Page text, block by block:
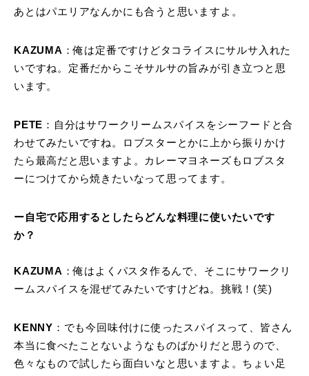
あとはパエリアなんかにも合うと思いますよ。
KAZUMA ：俺は定番ですけどタコライスにサルサ入れた
いですね。定番だからこそサルサの旨みが引き立つと思
います。
PETE ：自分はサワークリームスパイスをシーフードと合
わせてみたいですね。ロブスターとかに上から振りかけ
たら最高だと思いますよ。カレーマヨネーズもロブスタ
ーにつけてから焼きたいなって思ってます。
ー自宅で応用するとしたらどんな料理に使いたいです
か？
KAZUMA ：俺はよくパスタ作るんで、そこにサワークリ
ームスパイスを混ぜてみたいですけどね。挑戦！(笑)
KENNY ：でも今回味付けに使ったスパイスって、皆さん
本当に食べたことないようなものばかりだと思うので、
色々なもので試したら面白いなと思いますよ。ちょい足